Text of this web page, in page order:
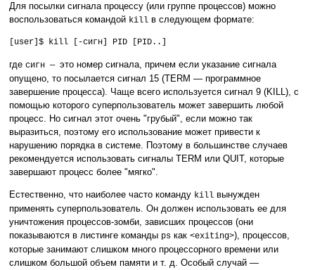
Для посылки сигнала процессу (или группе процессов) можно
воспользоваться командой kill в следующем формате:
[user]$ kill [-сигн] PID [PID..]
где сигн — это номер сигнала, причем если указание сигнала
опущено, то посылается сигнал 15 (TERM — программное
завершение процесса). Чаще всего используется сигнал 9 (KILL), с
помощью которого суперпользователь может завершить любой
процесс. Но сигнал этот очень "грубый", если можно так
выразиться, поэтому его использование может привести к
нарушению порядка в системе. Поэтому в большинстве случаев
рекомендуется использовать сигналы TERM или QUIT, которые
завершают процесс более "мягко".
Естественно, что наиболее часто команду kill вынужден
применять суперпользователь. Он должен использовать ее для
уничтожения процессов-зомби, зависших процессов (они
показываются в листинге команды ps как <exiting>), процессов,
которые занимают слишком много процессорного времени или
слишком большой объем памяти и т. д. Особый случай —